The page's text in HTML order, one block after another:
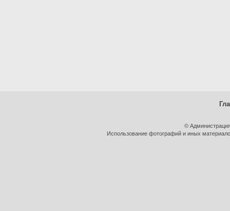
©
Использование фотографий и иных